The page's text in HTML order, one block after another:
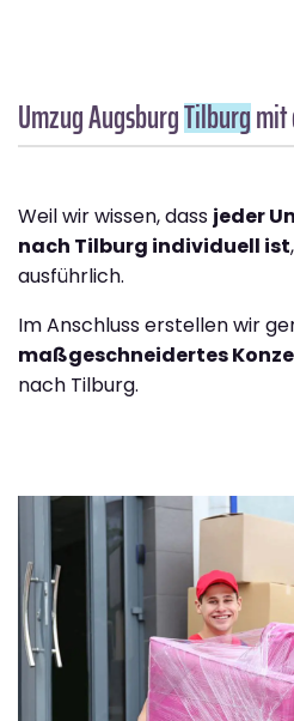
Umzug AugsburgTilburg
Weil wir wissen, dass jeder
nach Tilburg individuell ist
ausführlich.
Im Anschluss erstellen wir
maßgeschneidertes
nach Tilburg.